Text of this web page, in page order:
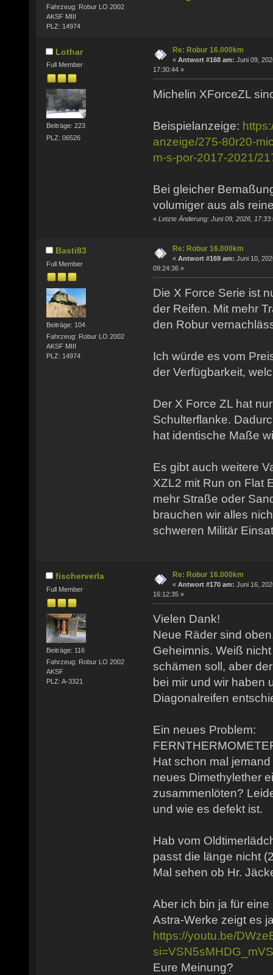
Fahrzeug: Robur LO 2002
AKSF MIII
PLZ: 14974
Lothar
Full Member
Beiträge: 223
PLZ: 06526
Re: Robur 16.000km
« Antwort #168 am: Juni 09,
17:30:44 »
Michelin XForceZL
Beispielanzeige:
anzeige/275-80r20-
m-s-por-2017-2021/
Bei gleicher
volumiger aus als
« Letzte Änderung: Juni 09, 2026,
Basti83
Full Member
Beiträge: 104
Fahrzeug: Robur LO 2002
AKSF MIII
PLZ: 14974
Re: Robur 16.000km
« Antwort #169 am: Juni 10,
09:24:36 »
Die X Force Serie ist
der Reifen. Mit mehr
den Robur
Ich würde es vom
der Verfügbarkeit,
Der X Force ZL hat
Schulterflanke.
hat identische Maße
Es gibt auch weitere
XZL2 mit Run on Flat
mehr Straße oder
brauchen wir alles
schweren Militär
fischerverla
Full Member
Beiträge: 116
Fahrzeug: Robur LO 2002
AKSF
PLZ: A-3321
Re: Robur 16.000km
« Antwort #170 am: Juni 16,
16:12:35 »
Vielen Dank!
Neue Räder sind
Geheimnis. Weiß
schämen soll, aber
bei mir und wir haben
Diagonalreifen
Ein neues Problem:
Hat schon mal
neues Dimethylether
zusammenlöten?
und wie es defekt ist.
Hab vom
passt die länge nicht
Mal sehen ob Hr.
Aber ich bin ja für
Astra-Werke zeigt es
https://youtu.be/
Eure Meinung?